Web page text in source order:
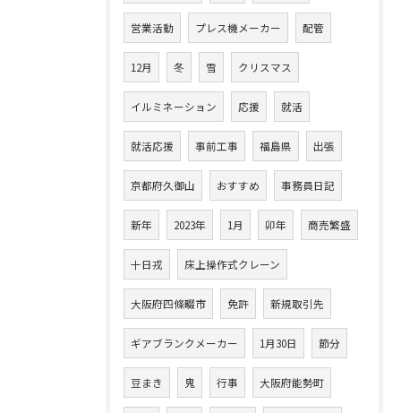
営業活動 プレス機メーカー 配管
12月 冬 雪 クリスマス
イルミネーション 応援 就活
就活応援 事前工事 福島県 出張
京都府久御山 おすすめ 事務員日記
新年 2023年 1月 卯年 商売繁盛
十日戎 床上操作式クレーン
大阪府四條畷市 免許 新規取引先
ギアブランクメーカー 1月30日 節分
豆まき 鬼 行事 大阪府能勢町